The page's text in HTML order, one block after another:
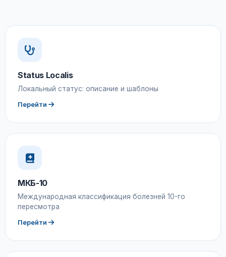
Status Localis
Локальный статус: описание и шаблоны
Перейти
МКБ-10
Международная классификация болезней 10-го
пересмотра
Перейти